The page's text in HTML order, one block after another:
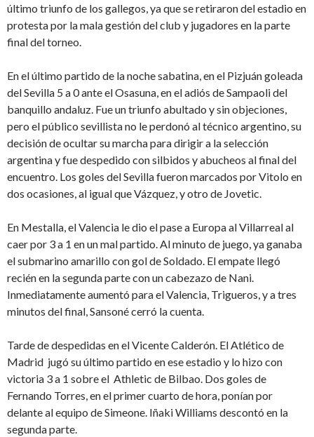
último triunfo de los gallegos, ya que se retiraron del estadio en
protesta por la mala gestión del club y jugadores en la parte
final del torneo.
En el último partido de la noche sabatina, en el Pizjuán goleada
del Sevilla 5 a 0 ante el Osasuna, en el adiós de Sampaoli del
banquillo andaluz. Fue un triunfo abultado y sin objeciones,
pero el público sevillista no le perdonó al técnico argentino, su
decisión de ocultar su marcha para dirigir a la selección
argentina y fue despedido con silbidos y abucheos al final del
encuentro. Los goles del Sevilla fueron marcados por Vitolo en
dos ocasiones, al igual que Vázquez, y otro de Jovetic.
En Mestalla, el Valencia le dio el pase a Europa al Villarreal al
caer por 3 a 1 en un mal partido. Al minuto de juego, ya ganaba
el submarino amarillo con gol de Soldado. El empate llegó
recién en la segunda parte con un cabezazo de Nani.
Inmediatamente aumentó para el Valencia, Trigueros, y a tres
minutos del final, Sansoné cerró la cuenta.
Tarde de despedidas en el Vicente Calderón. El Atlético de
Madrid jugó su último partido en ese estadio y lo hizo con
victoria 3 a 1 sobre el Athletic de Bilbao. Dos goles de
Fernando Torres, en el primer cuarto de hora, ponían por
delante al equipo de Simeone. Iñaki Williams descontó en la
segunda parte.